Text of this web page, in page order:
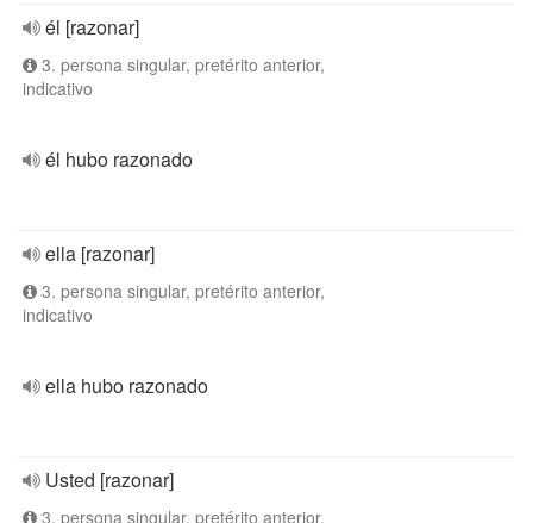
él [razonar]
3. persona singular, pretérito anterior,
indicativo
él hubo razonado
ella [razonar]
3. persona singular, pretérito anterior,
indicativo
ella hubo razonado
Usted [razonar]
3. persona singular, pretérito anterior,